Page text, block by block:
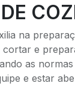
na
e
as
e estar